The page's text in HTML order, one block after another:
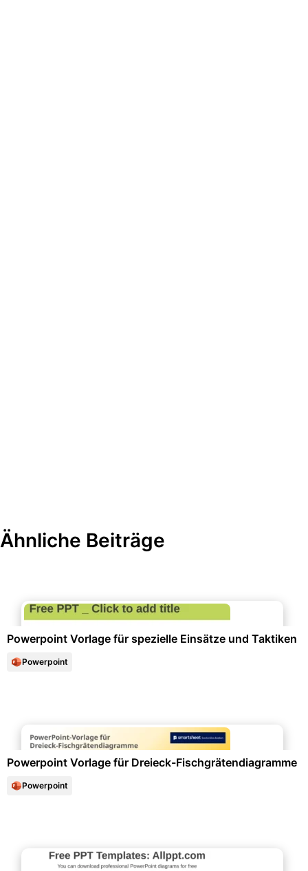
Ähnliche Beiträge
Powerpoint Vorlage für spezielle Einsätze und Taktiken
Powerpoint
Powerpoint Vorlage für Dreieck-Fischgrätendiagramme
Powerpoint